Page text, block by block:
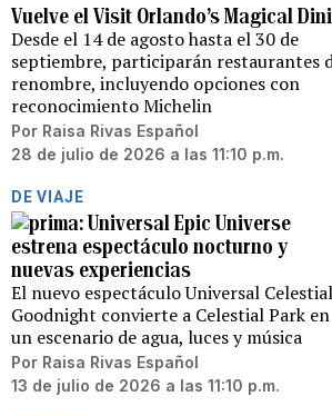
Vuelve el Visit Orlando’s Magical
Desde el 14 de agosto hasta el 30 de
septiembre, participarán restaurantes
renombre, incluyendo opciones con
reconocimiento Michelin
Por Raisa Rivas Español
28 de julio de 2026 a las 11:10 p.m.
DE VIAJE
Universal Epic Universe
estrena espectáculo nocturno y
nuevas experiencias
El nuevo espectáculo Universal Celestial
Goodnight convierte a Celestial Park en
un escenario de agua, luces y música
Por Raisa Rivas Español
13 de julio de 2026 a las 11:10 p.m.